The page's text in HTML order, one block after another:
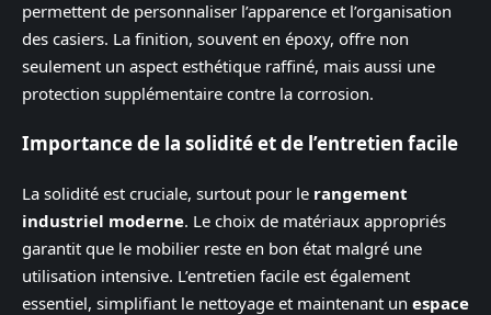
permettent de personnaliser l’apparence et l’organisation
des casiers. La finition, souvent en époxy, offre non
seulement un aspect esthétique raffiné, mais aussi une
protection supplémentaire contre la corrosion.
Importance de la solidité et de l’entretien facile
La solidité est cruciale, surtout pour le rangement
industriel moderne. Le choix de matériaux appropriés
garantit que le mobilier reste en bon état malgré une
utilisation intensive. L’entretien facile est également
essentiel, simplifiant le nettoyage et maintenant un espace